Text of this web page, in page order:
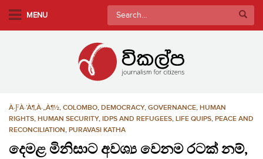
MENU
Search
for:
À·ƑÀ·’À¶‚À·„À¶½, COLOMBO, DEMOCRACY, GOVERNANCE, HUMAN
RIGHTS, HUMAN SECURITY, IDPS AND REFUGEES, LIFE QUIPS, PEACE AND
RECONCILIATION, PURAVASI KATHA
දෙමළ මිනිසාට අවශ්‍ය වෙනම රටක් නම්,